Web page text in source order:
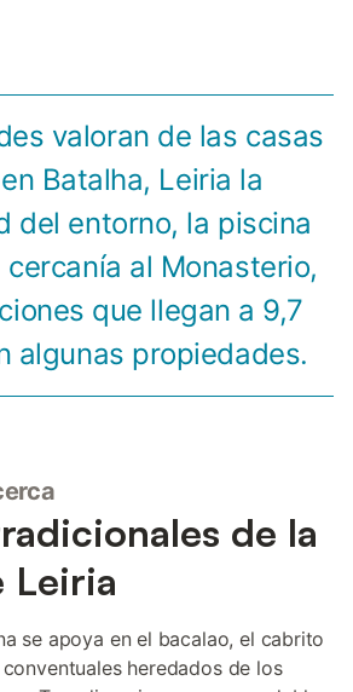
valoran de las casas
Batalha, Leiria la
del entorno, la piscina
al Monasterio,
que llegan a 9,7
algunas propiedades.
de la
Leiria
se apoya en el bacalao, el cabrito
heredados de los